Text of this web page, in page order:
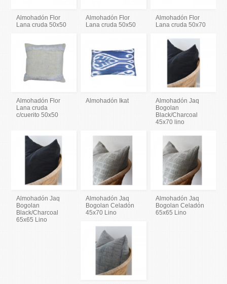
Almohadón Flor
Lana cruda 50x50
Almohadón Flor
Lana cruda 50x50
Almohadón Flor
Lana cruda 50x70
Almohadón Flor
Lana cruda
c/cuerito 50x50
Almohadón Ikat
Almohadón Jaq
Bogolan
Black/Charcoal
45x70 lino
Almohadón Jaq
Bogolan
Black/Charcoal
65x65 Lino
Almohadón Jaq
Bogolan Celadón
45x70 Lino
Almohadón Jaq
Bogolan Celadón
65x65 Lino